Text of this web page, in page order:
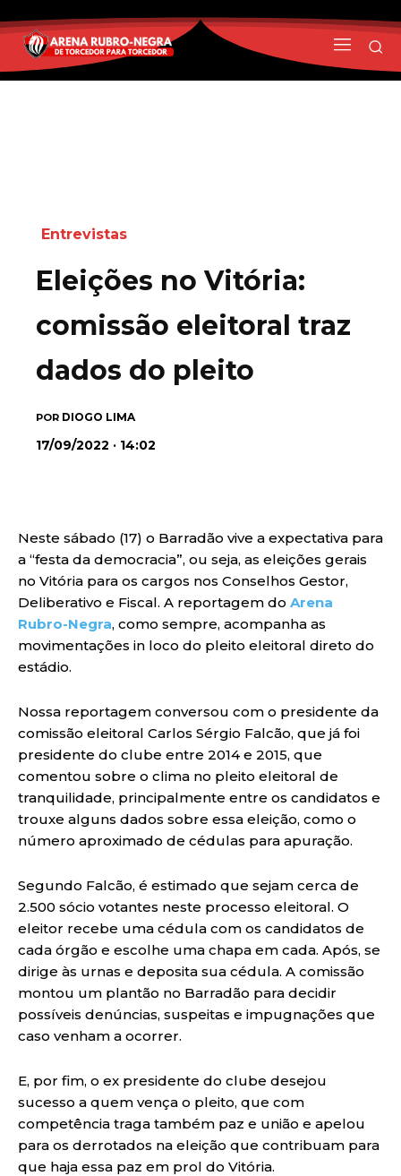
Entrevistas
Eleições no Vitória:
comissão eleitoral traz
dados do pleito
POR DIOGO LIMA
17/09/2022 · 14:02
Neste sábado (17) o Barradão vive a expectativa para
a “festa da democracia”, ou seja, as eleições gerais
no Vitória para os cargos nos Conselhos Gestor,
Deliberativo e Fiscal. A reportagem do Arena
Rubro-Negra, como sempre, acompanha as
movimentações in loco do pleito eleitoral direto do
estádio.
Nossa reportagem conversou com o presidente da
comissão eleitoral Carlos Sérgio Falcão, que já foi
presidente do clube entre 2014 e 2015, que
comentou sobre o clima no pleito eleitoral de
tranquilidade, principalmente entre os candidatos e
trouxe alguns dados sobre essa eleição, como o
número aproximado de cédulas para apuração.
Segundo Falcão, é estimado que sejam cerca de
2.500 sócio votantes neste processo eleitoral. O
eleitor recebe uma cédula com os candidatos de
cada órgão e escolhe uma chapa em cada. Após, se
dirige às urnas e deposita sua cédula. A comissão
montou um plantão no Barradão para decidir
possíveis denúncias, suspeitas e impugnações que
caso venham a ocorrer.
E, por fim, o ex presidente do clube desejou
sucesso a quem vença o pleito, que com
competência traga também paz e união e apelou
para os derrotados na eleição que contribuam para
que haja essa paz em prol do Vitória.